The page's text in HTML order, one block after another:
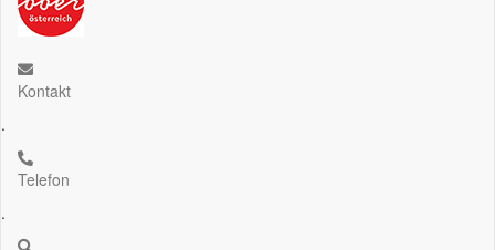
Kontakt
.
Telefon
.